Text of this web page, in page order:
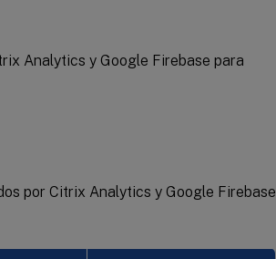
Analytics y Google Firebase para
por Citrix Analytics y Google Firebase